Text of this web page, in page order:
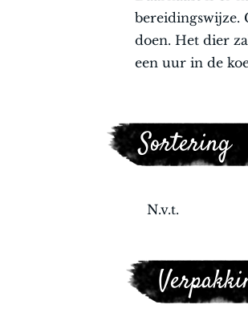
bereidingswijze.
doen. Het dier
een uur in de
Sortering
N.v.t.